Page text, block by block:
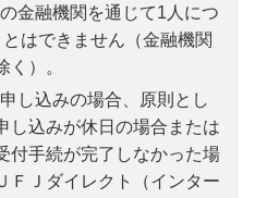
金融機関を通じて1人につ
はできません（金融機関
）。
し込みの場合、原則とし
し込みが休日の場合または
付手続が完了しなかった場
ＦＪダイレクト（インター